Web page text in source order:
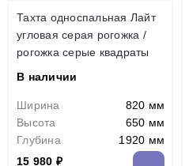
Тахта односпальная Лайт
угловая серая рогожка /
рогожка серые квадраты
В наличии
Ширина
820 мм
Высота
650 мм
Глубина
1920 мм
15 980 ₽